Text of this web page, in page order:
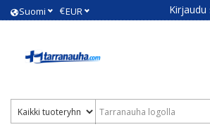
Suomi €EUR Kirjaudu